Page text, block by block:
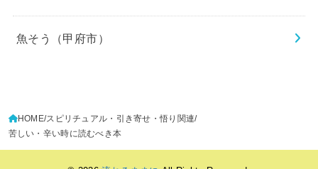
魚そう（甲府市）
HOME スピリチュアル・引き寄せ・悟り関連
苦しい・辛い時に読むべき本